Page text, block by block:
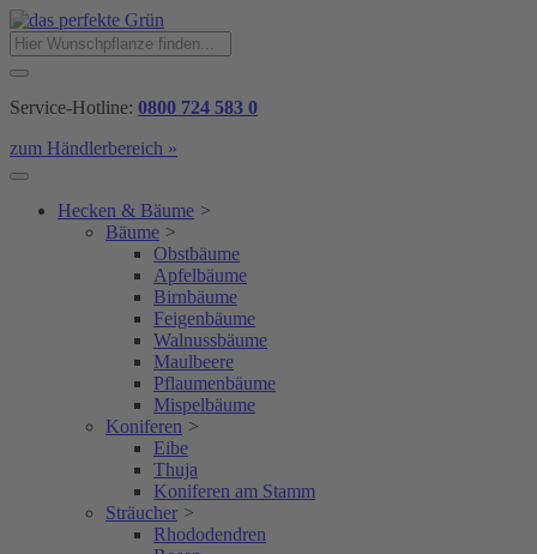
Service-Hotline: 0800 724 583 0
zum Händlerbereich »
Hecken & Bäume >
Bäume >
Obstbäume
Apfelbäume
Birnbäume
Feigenbäume
Walnussbäume
Maulbeere
Pflaumenbäume
Mispelbäume
Koniferen >
Eibe
Thuja
Koniferen am Stamm
Sträucher >
Rhododendren